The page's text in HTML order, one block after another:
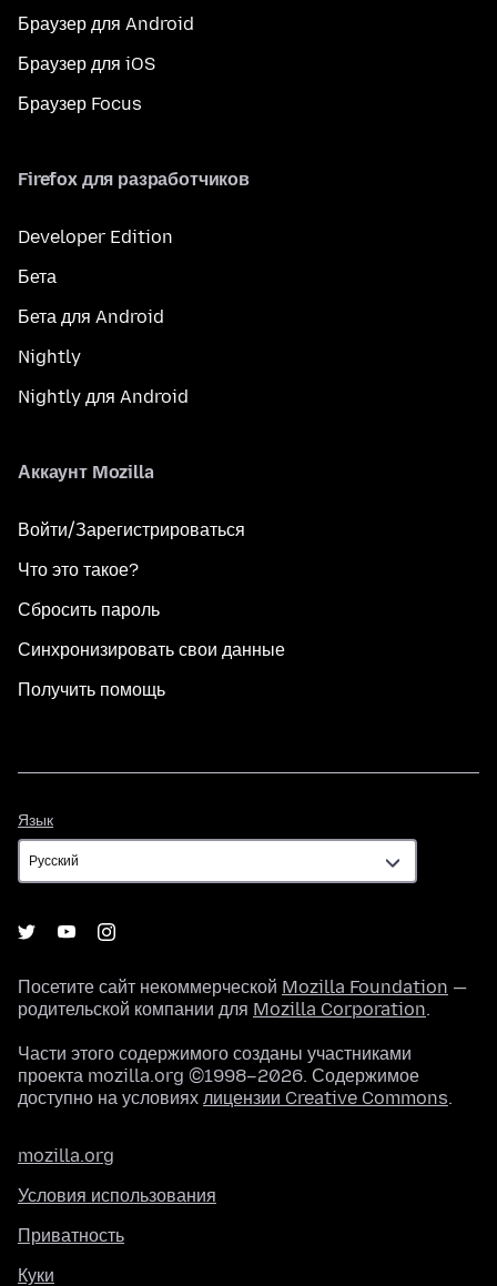
Браузер для Android
Браузер для iOS
Браузер Focus
Firefox для разработчиков
Developer Edition
Бета
Бета для Android
Nightly
Nightly для Android
Аккаунт Mozilla
Войти/Зарегистрироваться
Что это такое?
Сбросить пароль
Синхронизировать свои данные
Получить помощь
Язык
Посетите сайт некоммерческой Mozilla Foundation —
родительской компании для Mozilla Corporation.
Части этого содержимого созданы участниками
проекта mozilla.org ©1998–2026. Содержимое
доступно на условиях лицензии Creative Commons.
mozilla.org
Условия использования
Приватность
Куки